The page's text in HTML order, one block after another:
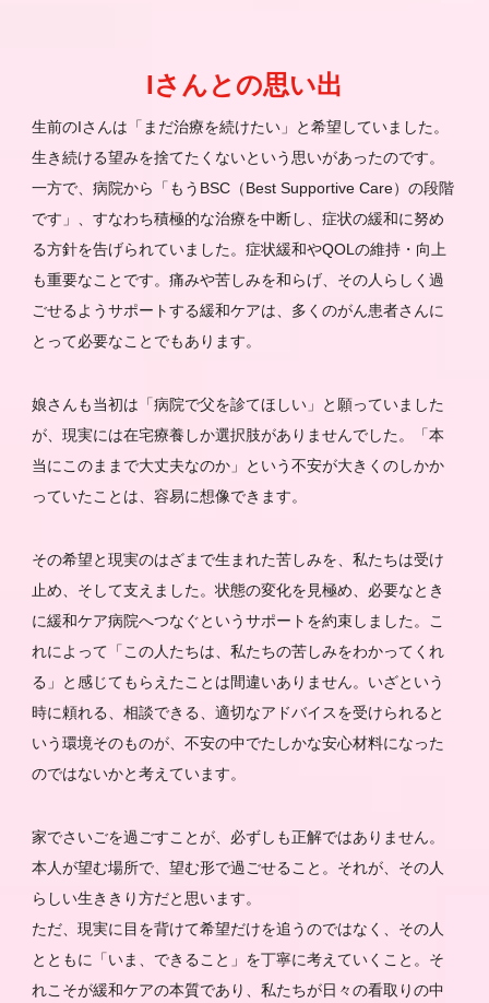
Iさんとの思い出
生前のIさんは「まだ治療を続けたい」と希望していました。
生き続ける望みを捨てたくないという思いがあったのです。
一方で、病院から「もうBSC（Best Supportive Care）の段階
です」、すなわち積極的な治療を中断し、症状の緩和に努め
る方針を告げられていました。症状緩和やQOLの維持・向上
も重要なことです。痛みや苦しみを和らげ、その人らしく過
ごせるようサポートする緩和ケアは、多くのがん患者さんに
とって必要なことでもあります。
娘さんも当初は「病院で父を診てほしい」と願っていました
が、現実には在宅療養しか選択肢がありませんでした。「本
当にこのままで大丈夫なのか」という不安が大きくのしかか
っていたことは、容易に想像できます。
その希望と現実のはざまで生まれた苦しみを、私たちは受け
止め、そして支えました。状態の変化を見極め、必要なとき
に緩和ケア病院へつなぐというサポートを約束しました。こ
れによって「この人たちは、私たちの苦しみをわかってくれ
る」と感じてもらえたことは間違いありません。いざという
時に頼れる、相談できる、適切なアドバイスを受けられると
いう環境そのものが、不安の中でたしかな安心材料になった
のではないかと考えています。
家でさいごを過ごすことが、必ずしも正解ではありません。
本人が望む場所で、望む形で過ごせること。それが、その人
らしい生ききり方だと思います。
ただ、現実に目を背けて希望だけを追うのではなく、その人
とともに「いま、できること」を丁寧に考えていくこと。そ
れこそが緩和ケアの本質であり、私たちが日々の看取りの中